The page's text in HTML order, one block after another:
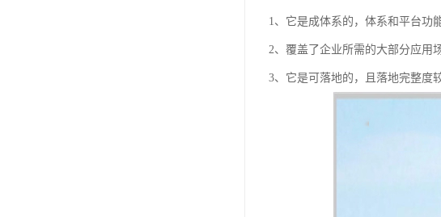
1、它是成体系的，体系和平台功
2、覆盖了企业所需的大部分应用
3、它是可落地的，且落地完整度